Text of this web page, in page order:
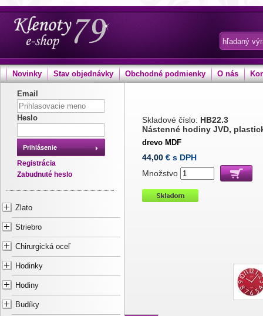
Novinky Stav objednávky Obchodné podmienky O nás
Email
Heslo
Prihlásenie
Registrácia
Zabudnuté heslo
Zlato
Striebro
Chirurgická oceľ
Hodinky
Hodiny
Budíky
Skladové číslo: HB22.3
Nástenné hodiny JVD,
drevo MDF
44,00 € s DPH
Množstvo